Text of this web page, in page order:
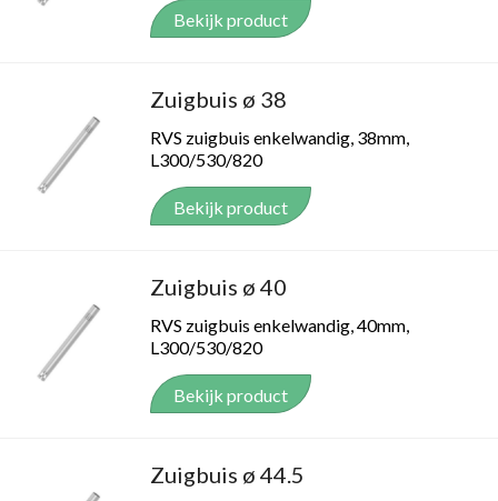
Bekijk product
Zuigbuis ø 38
RVS zuigbuis enkelwandig, 38mm,
L300/530/820
Bekijk product
Zuigbuis ø 40
RVS zuigbuis enkelwandig, 40mm,
L300/530/820
Bekijk product
Zuigbuis ø 44.5